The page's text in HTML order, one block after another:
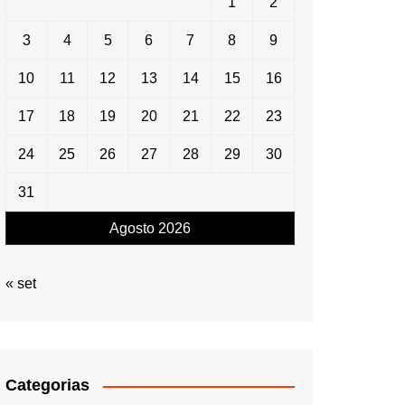
Agosto 2026
3 4 5 6 7 8 9
10 11 12 13 14 15 16
17 18 19 20 21 22 23
24 25 26 27 28 29 30
31
« set
Categorias